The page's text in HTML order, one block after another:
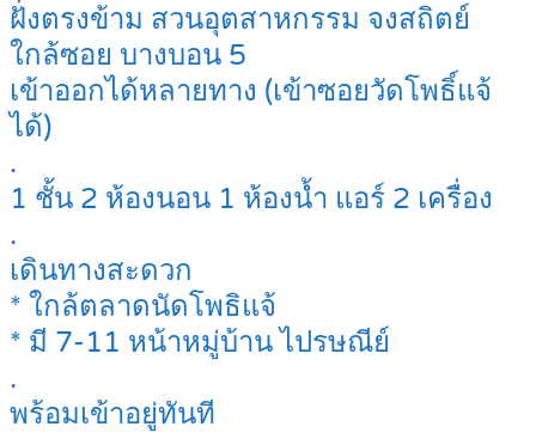
ฝั่งตรงข้าม สวนอุตสาหกรรม จงสถิตย์
ใกล้ซอย บางบอน 5
เข้าออกได้หลายทาง (เข้าซอยวัดโพธิ์แจ้
ได้)
.
1 ชั้น 2 ห้องนอน 1 ห้องน้ำ แอร์ 2 เครื่อง
.
เดินทางสะดวก
* ใกล้ตลาดนัดโพธิแจ้
* มี 7-11 หน้าหมู่บ้าน ไปรษณีย์
.
พร้อมเข้าอยู่ทันที